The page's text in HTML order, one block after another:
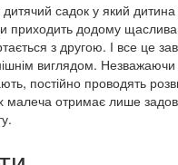
садок у який
приходить додому
з другою. І все це
виглядом. Незважаючи
постійно проводять
малеча отримає лише